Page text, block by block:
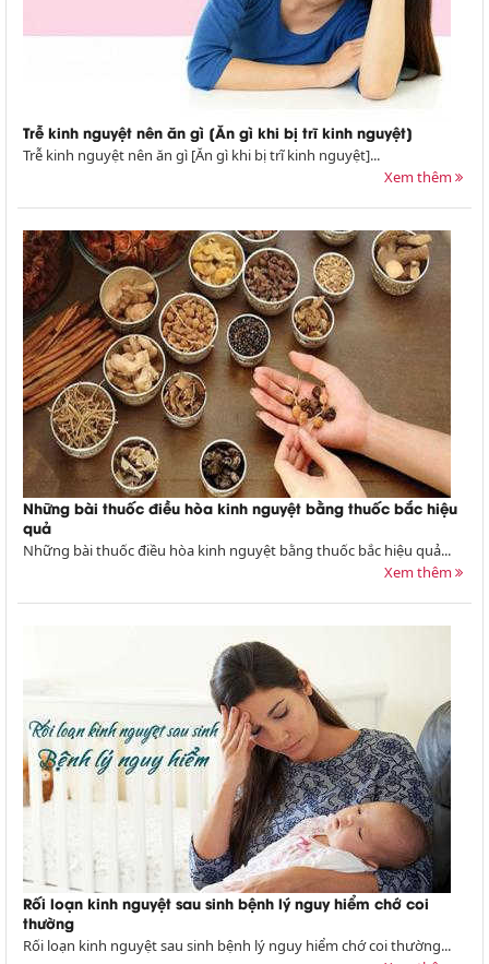
Trễ kinh nguyệt nên ăn gì [Ăn gì khi bị trĩ kinh nguyệt]
Trễ kinh nguyệt nên ăn gì [Ăn gì khi bị trĩ kinh nguyệt]...
Xem thêm
Những bài thuốc điều hòa kinh nguyệt bằng thuốc bắc hiệu
quả
Những bài thuốc điều hòa kinh nguyệt bằng thuốc bắc hiệu quả...
Xem thêm
Rối loạn kinh nguyệt sau sinh bệnh lý nguy hiểm chớ coi
thường
Rối loạn kinh nguyệt sau sinh bệnh lý nguy hiểm chớ coi thường...